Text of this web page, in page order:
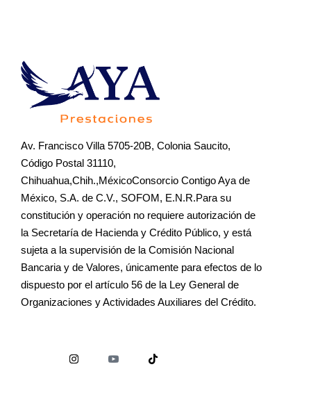
Av. Francisco Villa 5705-20B, Colonia Saucito,
Código Postal 31110,
Chihuahua,Chih.,MéxicoConsorcio Contigo Aya de
México, S.A. de C.V., SOFOM, E.N.R.Para su
constitución y operación no requiere autorización de
la Secretaría de Hacienda y Crédito Público, y está
sujeta a la supervisión de la Comisión Nacional
Bancaria y de Valores, únicamente para efectos de lo
dispuesto por el artículo 56 de la Ley General de
Organizaciones y Actividades Auxiliares del Crédito.